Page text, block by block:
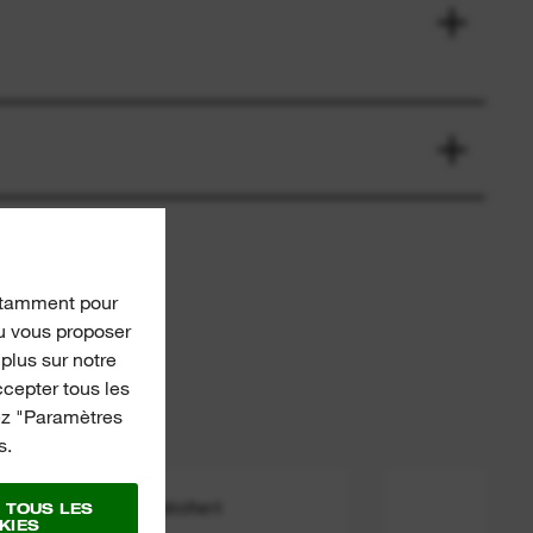
pour
vous proposer
sur notre
tous les
"Paramètres
TOUS LES
1/4 Drive Ratchet